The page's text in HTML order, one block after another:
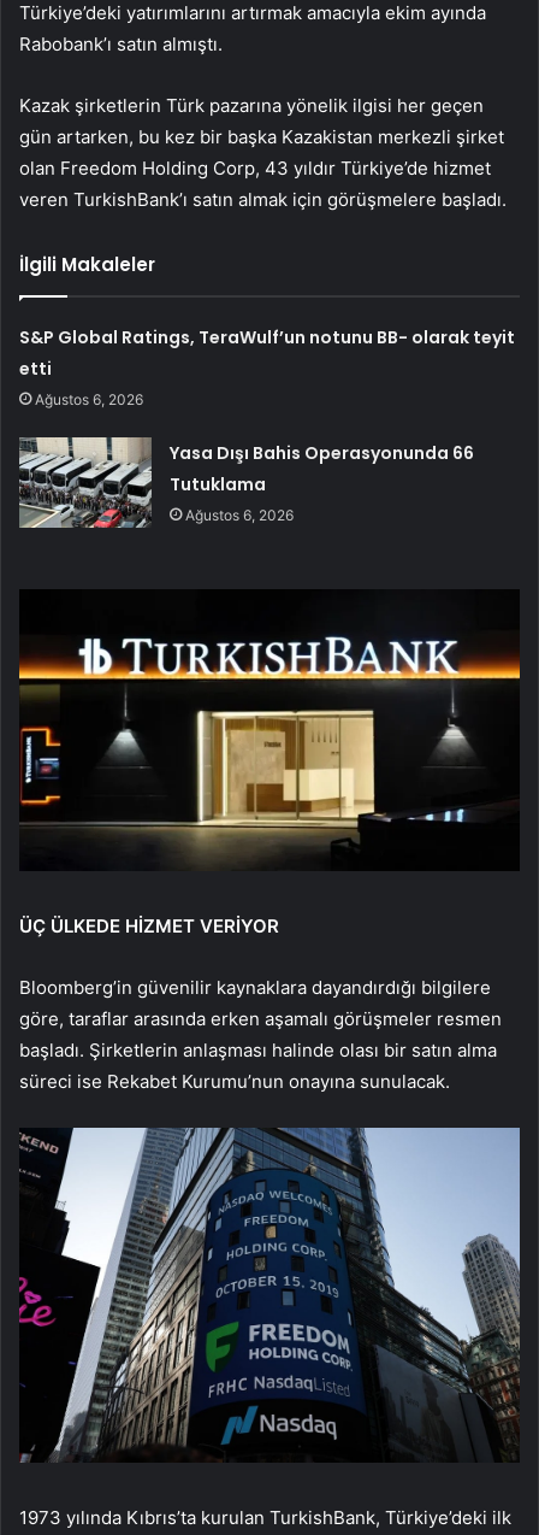
Türkiye’deki yatırımlarını artırmak amacıyla ekim ayında
Rabobank’ı satın almıştı.
Kazak şirketlerin Türk pazarına yönelik ilgisi her geçen
gün artarken, bu kez bir başka Kazakistan merkezli şirket
olan Freedom Holding Corp, 43 yıldır Türkiye’de hizmet
veren TurkishBank’ı satın almak için görüşmelere başladı.
İlgili Makaleler
S&P Global Ratings, TeraWulf’un notunu BB- olarak teyit
etti
Ağustos 6, 2026
Yasa Dışı Bahis Operasyonunda 66
Tutuklama
Ağustos 6, 2026
ÜÇ ÜLKEDE HİZMET VERİYOR
Bloomberg’in güvenilir kaynaklara dayandırdığı bilgilere
göre, taraflar arasında erken aşamalı görüşmeler resmen
başladı. Şirketlerin anlaşması halinde olası bir satın alma
süreci ise Rekabet Kurumu’nun onayına sunulacak.
1973 yılında Kıbrıs’ta kurulan TurkishBank, Türkiye’deki ilk